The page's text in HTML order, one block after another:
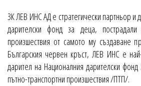
ЗК ЛЕВ ИНС АД е стратегически партньор и
дарителски фонд за деца, пострадали
произшествия от самото му създаване
Българския червен кръст, ЛЕВ ИНС е
дарител на Националния дарителски
пътно-транспортни произшествия /ПТП/.